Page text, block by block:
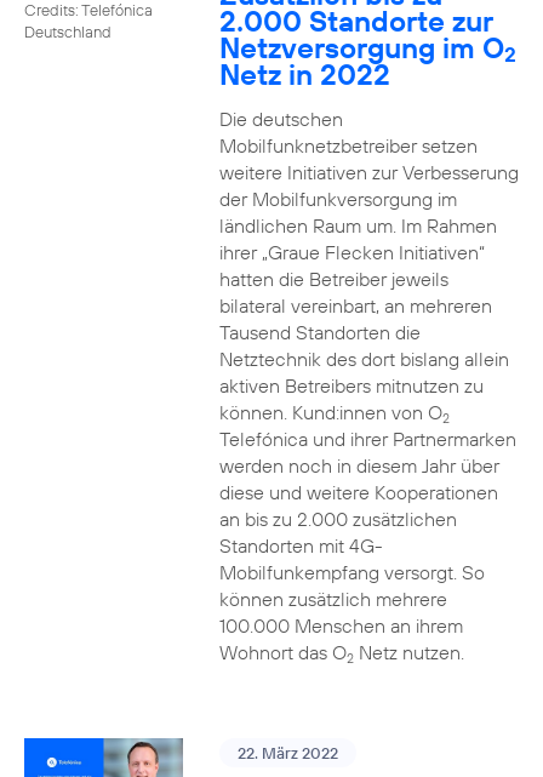
Credits: Telefónica
Deutschland
2.000 Standorte zur
Netzversorgung im O2
Netz in 2022
Die deutschen
Mobilfunknetzbetreiber setzen
weitere Initiativen zur Verbesserung
der Mobilfunkversorgung im
ländlichen Raum um. Im Rahmen
ihrer „Graue Flecken Initiativen“
hatten die Betreiber jeweils
bilateral vereinbart, an mehreren
Tausend Standorten die
Netztechnik des dort bislang allein
aktiven Betreibers mitnutzen zu
können. Kund:innen von O2
Telefónica und ihrer Partnermarken
werden noch in diesem Jahr über
diese und weitere Kooperationen
an bis zu 2.000 zusätzlichen
Standorten mit 4G-
Mobilfunkempfang versorgt. So
können zusätzlich mehrere
100.000 Menschen an ihrem
Wohnort das O2Netz nutzen.
22. März 2022